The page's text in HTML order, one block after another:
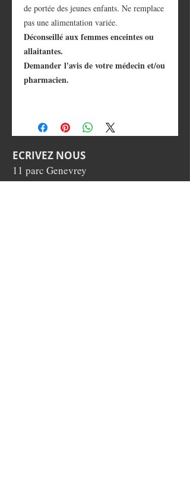
de portée des jeunes enfants. Ne remplace
pas une alimentation variée.
Déconseillé aux femmes enceintes ou
allaitantes.
Demander l'avis de votre médecin et/ou
pharmacien.
ECRIVEZ NOUS
11 parc Genevrey
69140 Rillieux La Pape